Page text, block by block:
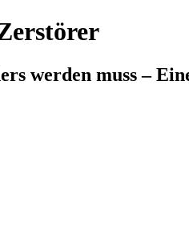
werden muss –